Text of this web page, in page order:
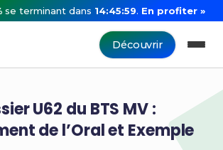
se terminant dans 14:45:59. En profiter »
Découvrir
U62 du BTS MV :
de l’Oral et Exemple